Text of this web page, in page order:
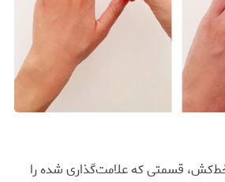
خط‌کش، قسمتی که علامت‌گذاری شده را